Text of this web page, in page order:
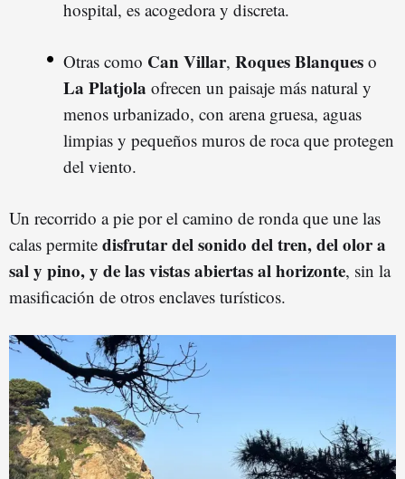
hospital, es acogedora y discreta.
Otras como Can Villar, Roques Blanques o
La Platjola ofrecen un paisaje más natural y
menos urbanizado, con arena gruesa, aguas
limpias y pequeños muros de roca que protegen
del viento.
Un recorrido a pie por el camino de ronda que une las
calas permite disfrutar del sonido del tren, del olor a
sal y pino, y de las vistas abiertas al horizonte, sin la
masificación de otros enclaves turísticos.